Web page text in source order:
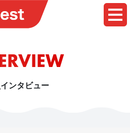
ンタビュー